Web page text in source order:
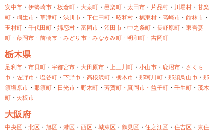
安中市 ・ 伊勢崎市 ・ 板倉町 ・ 大泉町 ・ 邑楽町 ・ 太田市 ・ 片品村 ・ 川場村 ・ 甘楽
町 ・ 桐生市 ・ 草津町 ・ 渋川市 ・ 下仁田町 ・ 昭和村 ・ 榛東村 ・ 高崎市 ・ 館林市 ・
玉村町 ・ 千代田町 ・ 嬬恋村 ・ 富岡市 ・ 沼田市 ・ 中之条町 ・ 長野原町 ・ 東吾妻
町 ・ 藤岡市 ・ 前橋市 ・ みどり市 ・ みなかみ町 ・ 明和町 ・ 吉岡町
栃木県
足利市 ・ 市貝町 ・ 宇都宮市 ・ 大田原市 ・ 上三川町 ・ 小山市 ・ 鹿沼市 ・ さくら
市 ・ 佐野市 ・ 塩谷町 ・ 下野市 ・ 高根沢町 ・ 栃木市 ・ 那珂川町 ・ 那須鳥山市 ・ 那
須塩原市 ・ 那須町 ・ 日光市 ・ 野木町 ・ 芳賀町・ 真岡市・ 益子町 ・ 壬生町 ・ 茂木
町 ・ 矢板市
大阪府
中央区 ・ 北区 ・ 旭区 ・ 港区 ・ 西区 ・ 城東区 ・ 鶴見区 ・ 住之江区 ・ 住吉区 ・ 東住